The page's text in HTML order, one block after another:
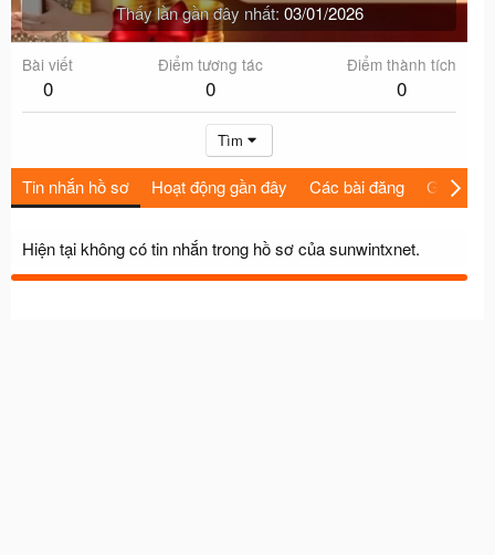
Thấy lần gần đây nhất 03/01/2026
Bài viết
0
Điểm tương tác
0
Điểm thành tích
0
Tìm
Tin nhắn hồ sơ Hoạt động gần đây Các bài đăng Giới thiệu
Hiện tại không có tin nhắn trong hồ sơ của sunwintxnet.